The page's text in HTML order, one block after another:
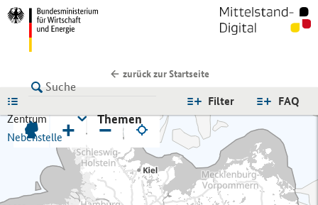
zurück zur Startseite
FAQ
Filter
Zentrum
Nebenstelle
Themen
+ −